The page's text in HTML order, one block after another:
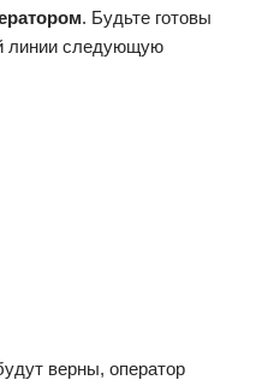
. Будьте готовы
линии следующую
верны, оператор